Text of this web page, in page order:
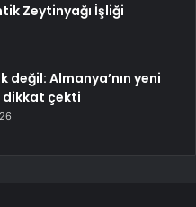
Zeytinyağı İşliği
değil: Almanya’nın yeni
dikkat çekti